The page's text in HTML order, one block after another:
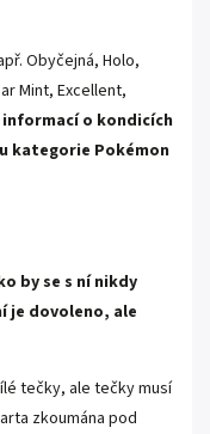
Obyčejná, Holo,
Mint, Excellent,
informací o kondicích
kategorie Pokémon
by se s ní nikdy
je dovoleno, ale
tečky, ale tečky musí
zkoumána pod